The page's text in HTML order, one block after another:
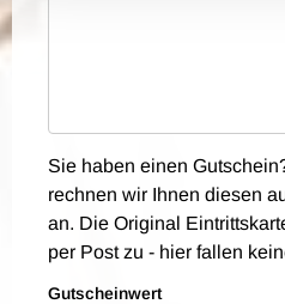
Sie haben einen
rechnen wir Ihnen diesen
an. Die Original
per Post zu - hier fallen
Gutscheinwert